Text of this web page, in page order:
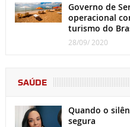
Governo de
operacional
turismo do
28/09/ 2020
SAÚDE
Quando o
segura